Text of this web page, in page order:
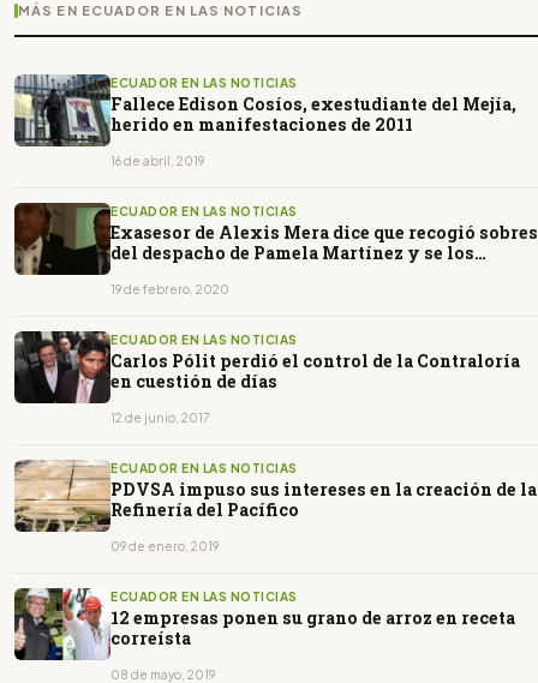
MÁS EN ECUADOR EN LAS NOTICIAS
ECUADOR EN LAS NOTICIAS
Fallece Edison Cosíos, exestudiante del Mejía,
herido en manifestaciones de 2011
16 de abril, 2019
ECUADOR EN LAS NOTICIAS
Exasesor de Alexis Mera dice que recogió sobres
del despacho de Pamela Martínez y se los
19 de febrero, 2020
ECUADOR EN LAS NOTICIAS
Carlos Pólit perdió el control de la Contraloría
en cuestión de días
12 de junio, 2017
ECUADOR EN LAS NOTICIAS
PDVSA impuso sus intereses en la creación de la
Refinería del Pacífico
09 de enero, 2019
ECUADOR EN LAS NOTICIAS
12 empresas ponen su grano de arroz en receta
correísta
08 de mayo, 2019